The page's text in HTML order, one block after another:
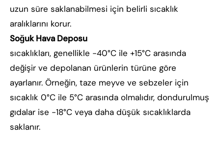
uzun süre saklanabilmesi için belirli sıcaklık
aralıklarını korur.
Soğuk Hava Deposu
sıcaklıkları, genellikle -40°C ile +15°C arasında
değişir ve depolanan ürünlerin türüne göre
ayarlanır. Örneğin, taze meyve ve sebzeler için
sıcaklık 0°C ile 5°C arasında olmalıdır, dondurulmuş
gıdalar ise -18°C veya daha düşük sıcaklıklarda
saklanır.